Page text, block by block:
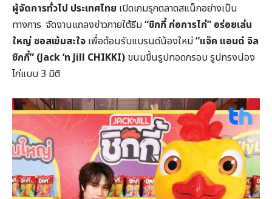
ผู้จัดการทั่วไป ประเทศไทย เปิดเกมรุกตลาดสแน็กอย่างเป็น
ทางการ จัดงานแถลงข่าวภายใต้ธีม“ชิกกี้ ก่อการไก่” อร่อยเล่น
ใหญ่ ซอสเข้มสะใจ เพื่อต้อนรับแบรนด์น้องใหม่“แจ็ค แอนด์ จิล
ชิกกี้” (Jack ‘n Jill CHIKKI) ขนมขึ้นรูปทอดกรอบ รูปทรงน่อง
ไก่แบบ 3 มิติ